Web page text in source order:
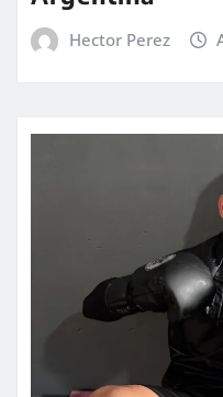
Hector Perez